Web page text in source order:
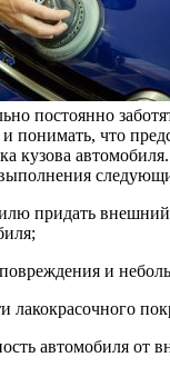
постоянно
понимать, что
кузова автомобиля.
придать
повреждения и
лакокрасочного
автомобиля от